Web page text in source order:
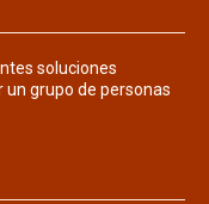
soluciones
grupo de personas